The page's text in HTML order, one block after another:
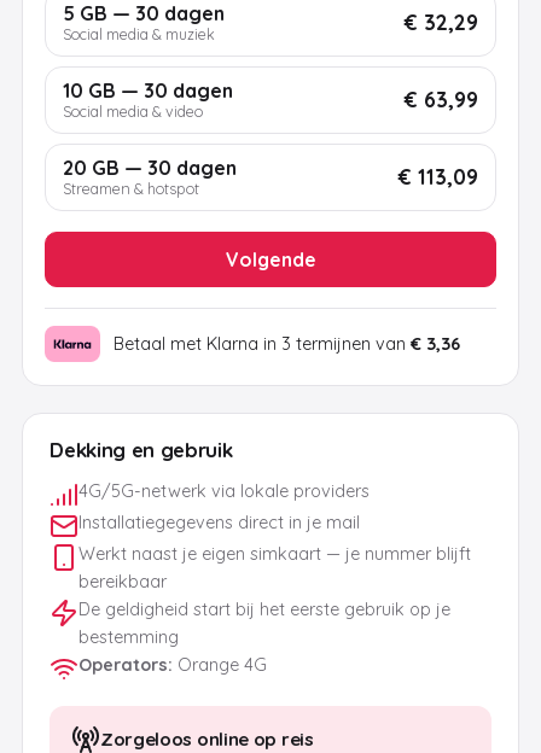
Dekking en gebruik
4G/5G-netwerk via lokale providers
Installatiegegevens direct in je mail
Werkt naast je eigen simkaart — je nummer blijft
bereikbaar
De geldigheid start bij het eerste gebruik op je
bestemming
Operators: Orange 4G
Zorgeloos online op reis
5 GB — 30 dagen
Social media & muziek € 32,29
10 GB — 30 dagen
Social media & video € 63,99
20 GB — 30 dagen
Streamen & hotspot € 113,09
Volgende
Betaal met Klarna in 3 termijnen van € 3,36